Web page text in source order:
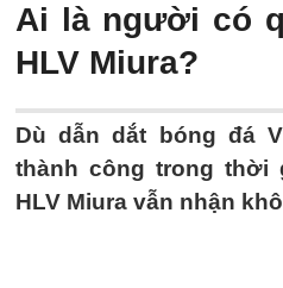
Ai là người có
HLV Miura?
Dù dẫn dắt bóng đá
thành công trong thời
HLV Miura vẫn nhận